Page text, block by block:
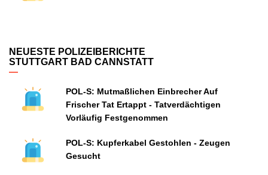
NEUESTE POLIZEIBERICHTE
STUTTGART BAD CANNSTATT
POL-S: Mutmaßlichen Einbrecher Auf
Frischer Tat Ertappt - Tatverdächtigen
Vorläufig Festgenommen
POL-S: Kupferkabel Gestohlen - Zeugen
Gesucht